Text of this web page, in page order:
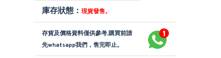
庫存狀態： 現貨發售。
存貨及價格資料僅供參考,購買前請
先whatsapp我們，售完即止。